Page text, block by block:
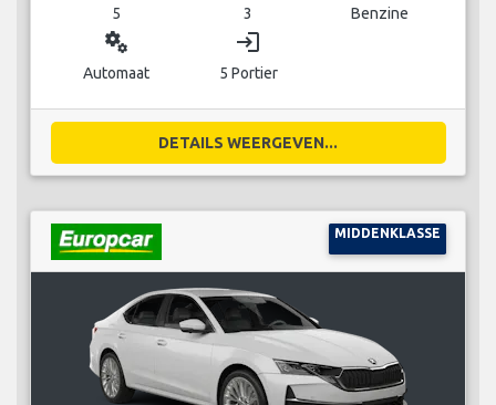
5 3 Benzine
miscellaneous_services
Automaat
login
5 Portier
DETAILS WEERGEVEN...
MIDDENKLASSE